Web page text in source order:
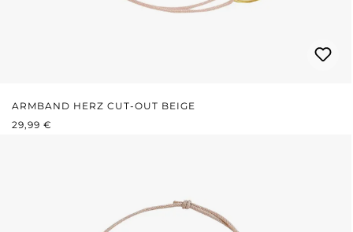
ARMBAND HERZ CUT-OUT BEIGE
REGULÄRER PREIS:
29,99 €